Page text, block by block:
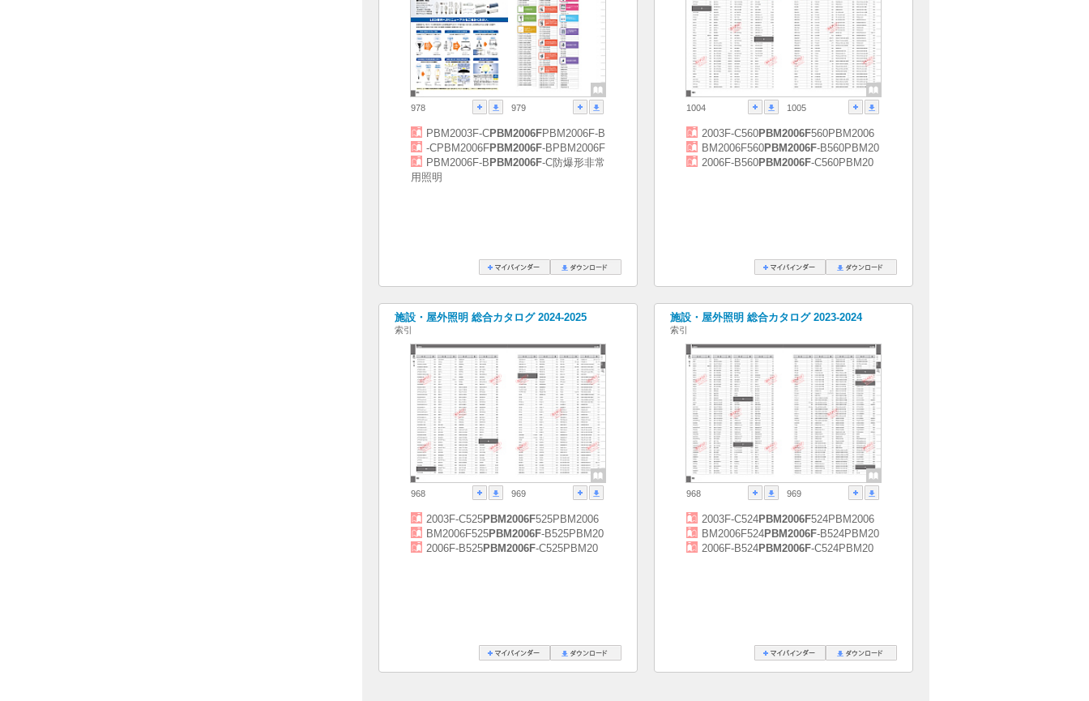
978 979
PBM2003F-CPBM2006FPBM2006F-B
-CPBM2006FPBM2006F-BPBM2006F
PBM2006F-B PBM2006F-C防爆形非常
用照明
1004 1005
2003F-C560PBM2006F560PBM2006
BM2006F560PBM2006F-B560PBM20
2006F-B560PBM2006F-C560PBM20
施設・屋外照明 総合カタログ 2024-2025
索引
968 969
2003F-C525PBM2006F525PBM2006
BM2006F525PBM2006F-B525PBM20
2006F-B525PBM2006F-C525PBM20
施設・屋外照明 総合カタログ 2023-2024
索引
968 969
2003F-C524PBM2006F524PBM2006
BM2006F524PBM2006F-B524PBM20
2006F-B524PBM2006F-C524PBM20